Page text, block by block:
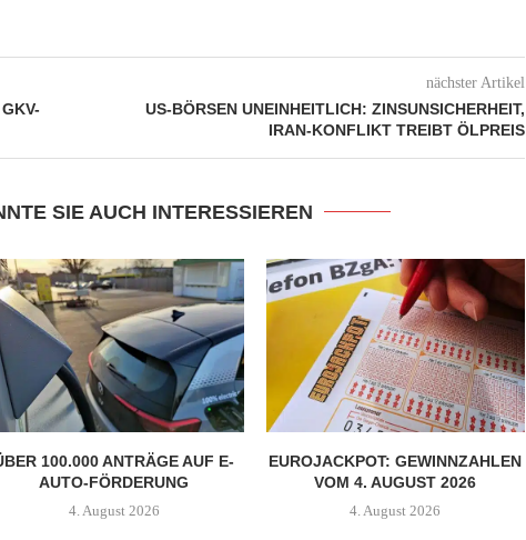
nächster Artikel
US-BÖRSEN UNEINHEITLICH: ZINSUNSICHERHEIT,
IRAN-KONFLIKT TREIBT ÖLPREIS
SIE AUCH INTERESSIEREN
100.000 ANTRÄGE AUF E-
AUTO-FÖRDERUNG
4. August 2026
EUROJACKPOT: GEWINNZAHLEN
VOM 4. AUGUST 2026
4. August 2026